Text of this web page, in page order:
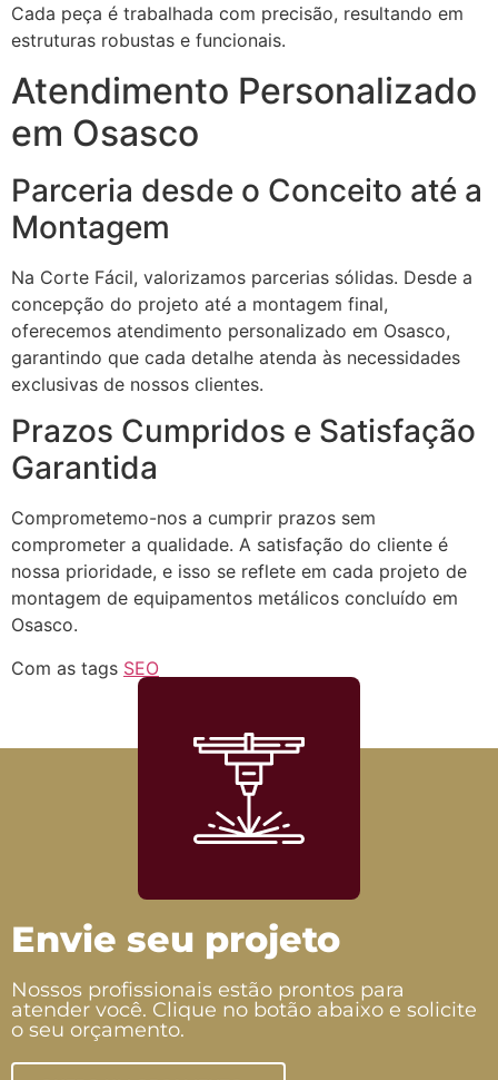
Cada peça é trabalhada com precisão, resultando em
estruturas robustas e funcionais.
Atendimento Personalizado
em Osasco
Parceria desde o Conceito até a
Montagem
Na Corte Fácil, valorizamos parcerias sólidas. Desde a
concepção do projeto até a montagem final,
oferecemos atendimento personalizado em Osasco,
garantindo que cada detalhe atenda às necessidades
exclusivas de nossos clientes.
Prazos Cumpridos e Satisfação
Garantida
Comprometemo-nos a cumprir prazos sem
comprometer a qualidade. A satisfação do cliente é
nossa prioridade, e isso se reflete em cada projeto de
montagem de equipamentos metálicos concluído em
Osasco.
Com as tags SEO
Envie seu projeto
Nossos profissionais estão prontos para
atender você. Clique no botão abaixo e solicite
o seu orçamento.